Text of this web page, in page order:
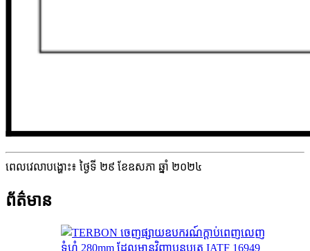
ពេលវេលាបង្ហោះ៖ ថ្ងៃទី ២៩ ខែឧសភា ឆ្នាំ ២០២៤
ព័ត៌មាន